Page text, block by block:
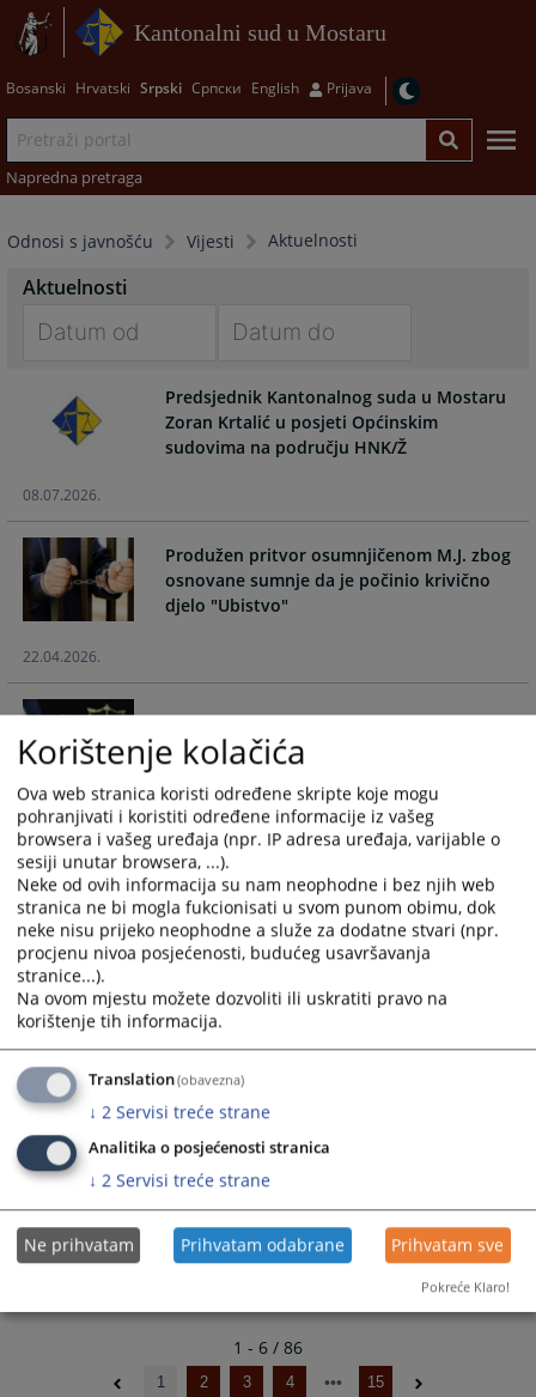
Kantonalni sud u Mostaru
Bosanski Hrvatski Srpski Српски English Prijava
Napredna pretraga
Odnosi s javnošću Vijesti Aktuelnosti
Aktuelnosti
forward
interact
the
calendar
and
select
Press
the
question
mark
key
to
get
the
keyboard
shortcuts
for
changing
dates.
forward
to
interact
calendar
and
select
a
the
question
mark
key
to
get
the
keyboard
shortcuts
for
changing
Predsjednik Kantonalnog suda u Mostaru
Zoran Krtalić u posjeti Općinskim
sudovima na području HNK/Ž
08.07.2026.
Produžen pritvor osumnjičenom M.J. zbog
osnovane sumnje da je počinio krivično
djelo "Ubistvo"
22.04.2026.
Anisa Kalajdžića
22.04.2026.
Objavljena presuda u predmetu protiv
Marka Šljivića
13.03.2026.
Izvještaj o radu Kantonalnog/Županijskog
suda u Mostaru za 2025. godinu
15.02.2026.
Objavljena presuda u predmetu Đenan
Đozlić
20.01.2026.
1 - 6 / 86
1 2 3 4 15
Korištenje kolačića
Ova web stranica koristi određene skripte koje mogu
pohranjivati i koristiti određene informacije iz vašeg
browsera i vašeg uređaja (npr. IP adresa uređaja, varijable o
sesiji unutar browsera, ...).
Neke od ovih informacija su nam neophodne i bez njih web
stranica ne bi mogla fukcionisati u svom punom obimu, dok
neke nisu prijeko neophodne a služe za dodatne stvari (npr.
procjenu nivoa posjećenosti, budućeg usavršavanja
stranice...).
Na ovom mjestu možete dozvoliti ili uskratiti pravo na
korištenje tih informacija.
Translation(obavezna)
↓ 2 Servisi treće strane
Analitika o posjećenosti stranica
↓ 2 Servisi treće strane
Ne prihvatam Prihvatam odabrane Prihvatam sve
Pokreće Klaro!